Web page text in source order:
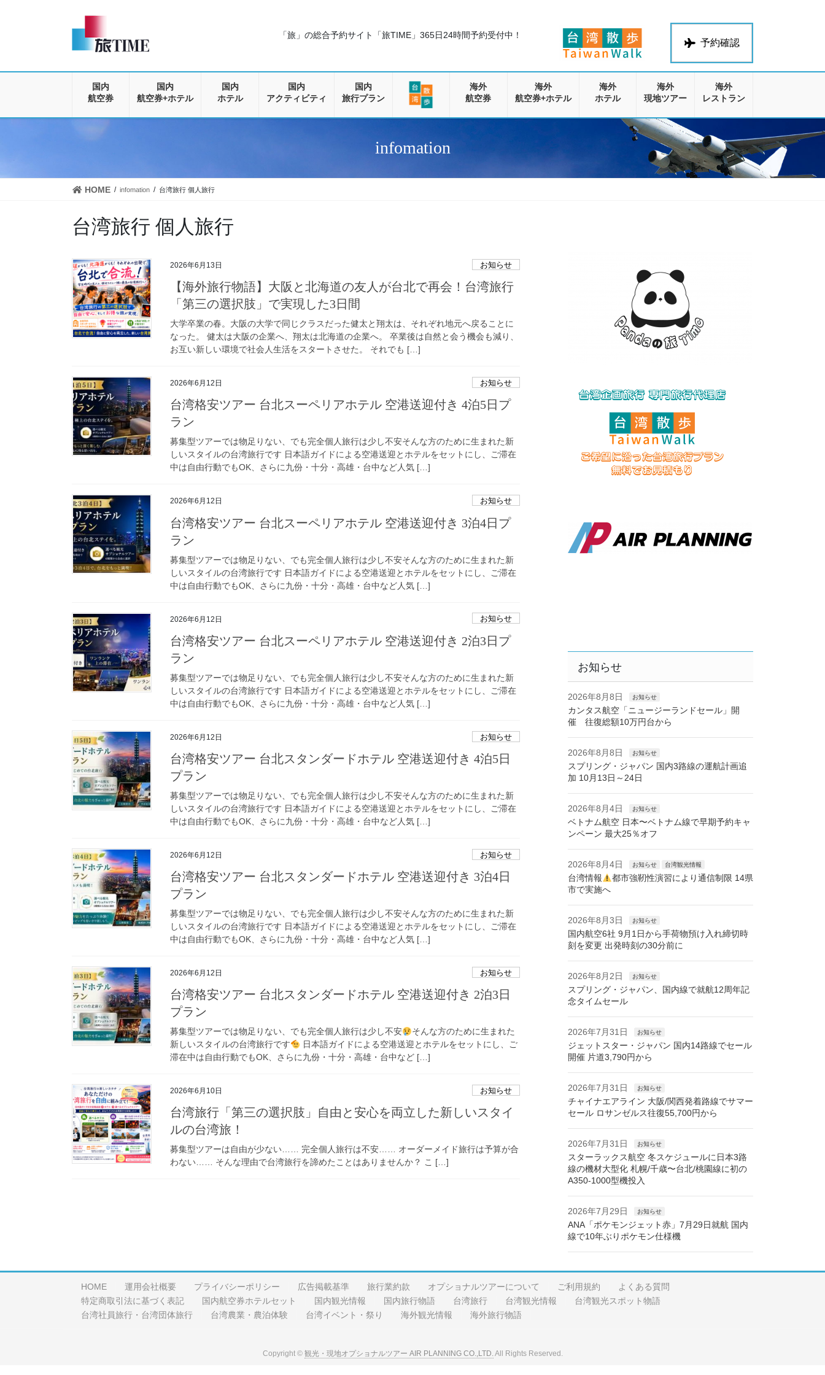
に
ョ
動
予約確認
「旅」の総合予約サイト「旅TIME」 365日24時間予約受付中！
国内
航空券
国内
航空券+ホテル
国内
ホテル
国内
アクティビティ
国内
旅行プラン
海外
航空券
海外
航空券+ホテル
海外
ホテル
海外
現地ツアー
海外
レストラン
infomation
HOME infomation 台湾旅行 個人旅行
台湾旅行 個人旅行
2026年6月13日 お知らせ
【海外旅行物語】大阪と北海道の友人が台北で再会！台湾旅行
「第三の選択肢」で実現した3日間
大学卒業の春。大阪の大学で同じクラスだった健太と翔太は、それぞれ地元へ戻ることに
なった。 健太は大阪の企業へ、翔太は北海道の企業へ。 卒業後は自然と会う機会も減り、
お互い新しい環境で社会人生活をスタートさせた。 それでも […]
2026年6月12日 お知らせ
台湾格安ツアー 台北スーペリアホテル 空港送迎付き 4泊5日プ
ラン
募集型ツアーでは物足りない、でも完全個人旅行は少し不安そんな方のために生まれた新
しいスタイルの台湾旅行です 日本語ガイドによる空港送迎とホテルをセットにし、ご滞在
中は自由行動でもOK、さらに九份・十分・高雄・台中など人気 […]
2026年6月12日 お知らせ
台湾格安ツアー 台北スーペリアホテル 空港送迎付き 3泊4日プ
ラン
募集型ツアーでは物足りない、でも完全個人旅行は少し不安そんな方のために生まれた新
しいスタイルの台湾旅行です 日本語ガイドによる空港送迎とホテルをセットにし、ご滞在
中は自由行動でもOK、さらに九份・十分・高雄・台中など人気 […]
2026年6月12日 お知らせ
台湾格安ツアー 台北スーペリアホテル 空港送迎付き 2泊3日プ
ラン
募集型ツアーでは物足りない、でも完全個人旅行は少し不安そんな方のために生まれた新
しいスタイルの台湾旅行です 日本語ガイドによる空港送迎とホテルをセットにし、ご滞在
中は自由行動でもOK、さらに九份・十分・高雄・台中など人気 […]
2026年6月12日 お知らせ
台湾格安ツアー 台北スタンダードホテル 空港送迎付き 4泊5日
プラン
募集型ツアーでは物足りない、でも完全個人旅行は少し不安そんな方のために生まれた新
しいスタイルの台湾旅行です 日本語ガイドによる空港送迎とホテルをセットにし、ご滞在
中は自由行動でもOK、さらに九份・十分・高雄・台中など人気 […]
2026年6月12日 お知らせ
台湾格安ツアー 台北スタンダードホテル 空港送迎付き 3泊4日
プラン
募集型ツアーでは物足りない、でも完全個人旅行は少し不安そんな方のために生まれた新
しいスタイルの台湾旅行です 日本語ガイドによる空港送迎とホテルをセットにし、ご滞在
中は自由行動でもOK、さらに九份・十分・高雄・台中など人気 […]
2026年6月12日 お知らせ
台湾格安ツアー 台北スタンダードホテル 空港送迎付き 2泊3日
プラン
募集型ツアーでは物足りない、でも完全個人旅行は少し不安
そんな方のために生まれた
新しいスタイルの台湾旅行です
日本語ガイドによる空港送迎とホテルをセットにし、ご
滞在中は自由行動でもOK、さらに九份・十分・高雄・台中など […]
2026年6月10日 お知らせ
台湾旅行「第三の選択肢」自由と安心を両立した新しいスタイ
ルの台湾旅！
募集型ツアーは自由が少ない…… 完全個人旅行は不安…… オーダーメイド旅行は予算が合
わない…… そんな理由で台湾旅行を諦めたことはありませんか？ こ […]
お知らせ
2026年8月8日 お知らせ
カンタス航空「ニュージーランドセール」開
催 往復総額10万円台から
2026年8月8日 お知らせ
スプリング・ジャパン 国内3路線の運航計画追
加 10月13日～24日
2026年8月4日 お知らせ
ベトナム航空 日本〜ベトナム線で早期予約キャ
ンペーン 最大25％オフ
2026年8月4日 お知らせ 台湾観光情報
台湾情報
都市強靭性演習により通信制限 14県
市で実施へ
2026年8月3日 お知らせ
国内航空6社 9月1日から手荷物預け入れ締切時
刻を変更 出発時刻の30分前に
2026年8月2日 お知らせ
スプリング・ジャパン、国内線で就航12周年記
念タイムセール
2026年7月31日 お知らせ
ジェットスター・ジャパン 国内14路線でセール
開催 片道3,790円から
2026年7月31日 お知らせ
チャイナエアライン 大阪/関西発着路線でサマー
セール ロサンゼルス往復55,700円から
2026年7月31日 お知らせ
スターラックス航空 冬スケジュールに日本3路
線の機材大型化 札幌/千歳〜台北/桃園線に初の
A350-1000型機投入
2026年7月29日 お知らせ
ANA「ポケモンジェット赤」7月29日就航 国内
線で10年ぶりポケモン仕様機
HOME 運用会社概要 プライバシーポリシー 広告掲載基準 旅行業約款 オプショナルツアーについて ご利用規約
よくある質問
特定商取引法に基づく表記
国内航空券ホテルセット 国内観光情報 国内旅行物語 台湾旅行 台湾観光情報
台湾観光スポット物語
台湾社員旅行・台湾団体旅行
台湾農業・農泊体験 台湾イベント・祭り 海外観光情報 海外旅行物語
Copyright © 観光・現地オプショナルツアー AIR PLANNING CO.,LTD.All Rights Reserved.